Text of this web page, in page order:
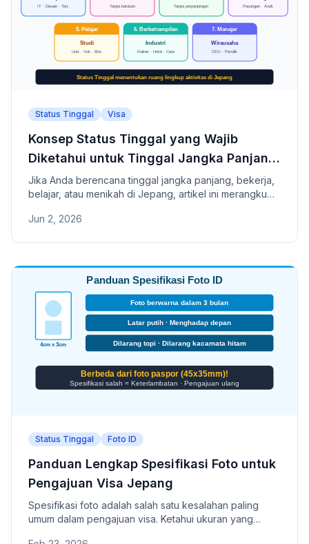
Status Tinggal Visa
Konsep Status Tinggal yang Wajib
Diketahui untuk Tinggal Jangka Panjang
di Jepang
Jika Anda berencana tinggal jangka panjang, bekerja,
belajar, atau menikah di Jepang, artikel ini merangkum
dengan visa, serta 7 jenis status tinggal utama seperti
Jun 2, 2026
Status Tinggal Foto ID
Panduan Lengkap Spesifikasi Foto untuk
Pengajuan Visa Jepang
Spesifikasi foto adalah salah satu kesalahan paling
umum dalam pengajuan visa. Ketahui ukuran yang